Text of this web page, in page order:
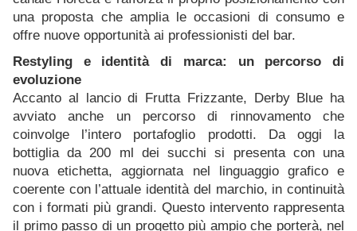
una proposta che amplia le occasioni di consumo e
offre nuove opportunità ai professionisti del bar.
Restyling e identità di marca: un percorso di
evoluzione
Accanto al lancio di Frutta Frizzante, Derby Blue ha
avviato anche un percorso di rinnovamento che
coinvolge l’intero portafoglio prodotti. Da oggi la
bottiglia da 200 ml dei succhi si presenta con una
nuova etichetta, aggiornata nel linguaggio grafico e
coerente con l’attuale identità del marchio, in continuità
con i formati più grandi. Questo intervento rappresenta
il primo passo di un progetto più ampio che porterà, nel